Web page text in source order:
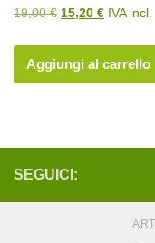
19,00€ Il
originale
era:
15,20 €Il
attuale
è:
IVA incl.
Aggiungi al carrello
SEGUICI: